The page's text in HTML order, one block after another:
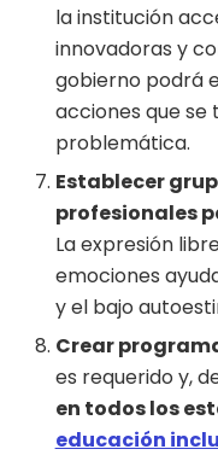
la institución
innovadoras y
gobierno podrá
acciones que
problemática.
Establecer
profesionales
La expresión
emociones
y el bajo
Crear
es requerido y,
en todos los
educación